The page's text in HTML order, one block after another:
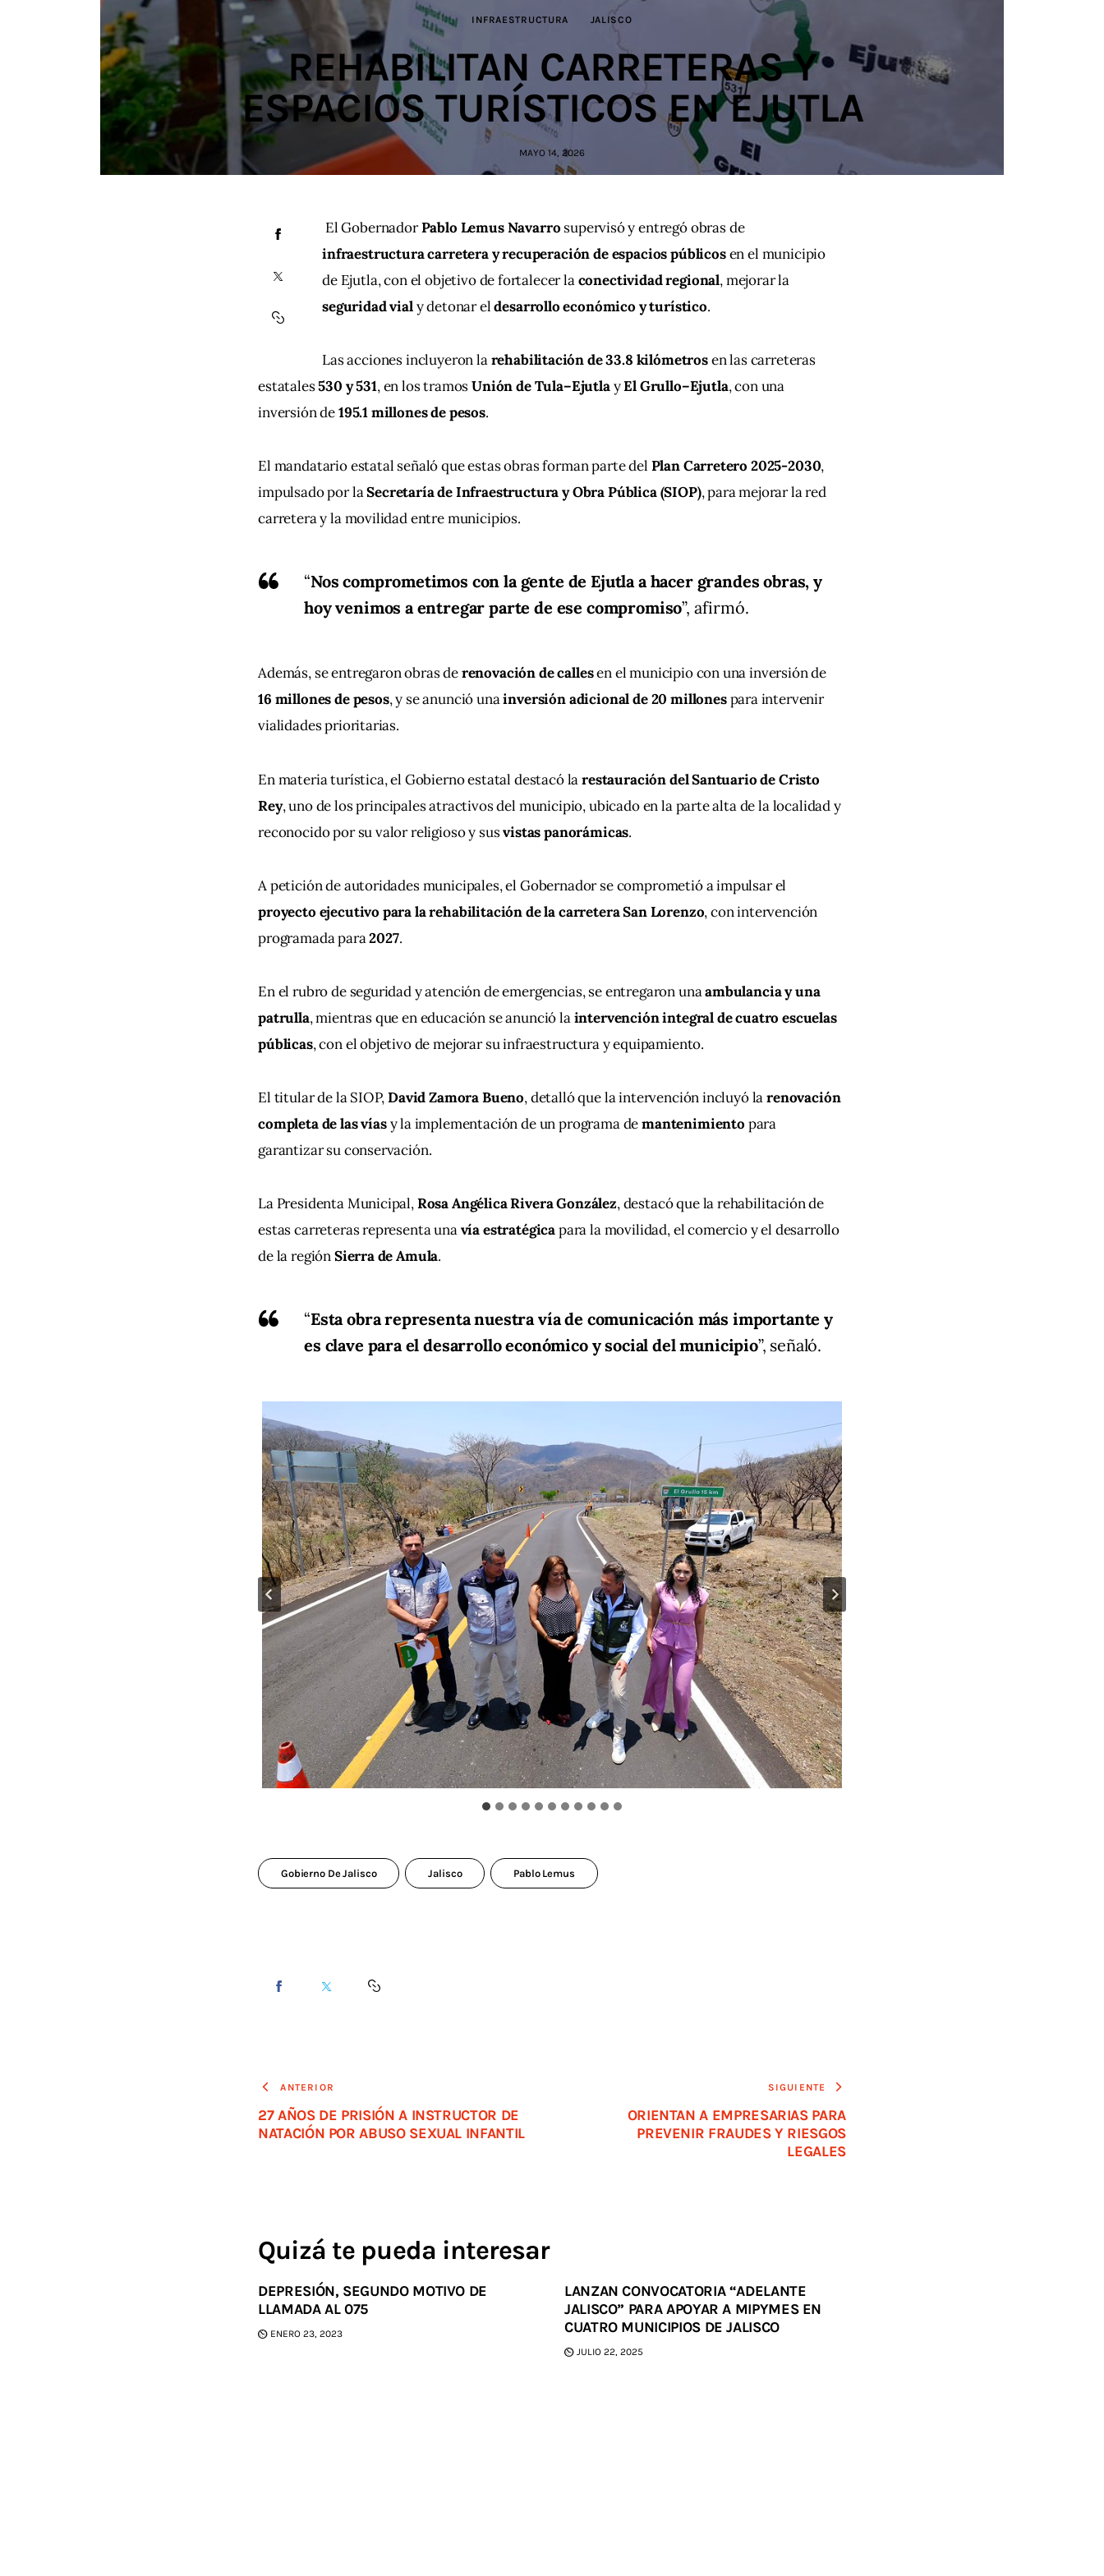
INFRAESTRUCTURA JALISCO
REHABILITAN CARRETERAS Y
ESPACIOS TURÍSTICOS EN EJUTLA
MAYO 14, 2026
El Gobernador Pablo Lemus Navarro supervisó y entregó obras de
infraestructura carretera y recuperación de espacios públicos en el municipio
de Ejutla, con el objetivo de fortalecer la conectividad regional, mejorar la
seguridad vial y detonar el desarrollo económico y turístico.
Las acciones incluyeron la rehabilitación de 33.8 kilómetros en las carreteras
estatales 530 y 531, en los tramos Unión de Tula–Ejutla y El Grullo–Ejutla, con una
inversión de 195.1 millones de pesos.
El mandatario estatal señaló que estas obras forman parte del Plan Carretero 2025-2030,
impulsado por la Secretaría de Infraestructura y Obra Pública (SIOP), para mejorar la red
carretera y la movilidad entre municipios.
“Nos comprometimos con la gente de Ejutla a hacer grandes obras, y
hoy venimos a entregar parte de ese compromiso”, afirmó.
Además, se entregaron obras de renovación de calles en el municipio con una inversión de
16 millones de pesos, y se anunció una inversión adicional de 20 millones para intervenir
vialidades prioritarias.
En materia turística, el Gobierno estatal destacó la restauración del Santuario de Cristo
Rey, uno de los principales atractivos del municipio, ubicado en la parte alta de la localidad y
reconocido por su valor religioso y sus vistas panorámicas.
A petición de autoridades municipales, el Gobernador se comprometió a impulsar el
proyecto ejecutivo para la rehabilitación de la carretera San Lorenzo, con intervención
programada para 2027.
En el rubro de seguridad y atención de emergencias, se entregaron una ambulancia y una
patrulla, mientras que en educación se anunció la intervención integral de cuatro escuelas
públicas, con el objetivo de mejorar su infraestructura y equipamiento.
El titular de la SIOP, David Zamora Bueno, detalló que la intervención incluyó la renovación
completa de las vías y la implementación de un programa de mantenimiento para
garantizar su conservación.
La Presidenta Municipal, Rosa Angélica Rivera González, destacó que la rehabilitación de
estas carreteras representa una vía estratégica para la movilidad, el comercio y el desarrollo
de la región Sierra de Amula.
“Esta obra representa nuestra vía de comunicación más importante y
es clave para el desarrollo económico y social del municipio”, señaló.
Gobierno De Jalisco Jalisco Pablo Lemus
ANTERIOR
27 AÑOS DE PRISIÓN A INSTRUCTOR DE
NATACIÓN POR ABUSO SEXUAL INFANTIL
SIGUIENTE
ORIENTAN A EMPRESARIAS PARA
PREVENIR FRAUDES Y RIESGOS
LEGALES
Quizá te pueda interesar
DEPRESIÓN, SEGUNDO MOTIVO DE
LLAMADA AL 075
ENERO 23, 2023
LANZAN CONVOCATORIA “ADELANTE
JALISCO” PARA APOYAR A MIPYMES EN
CUATRO MUNICIPIOS DE JALISCO
JULIO 22, 2025